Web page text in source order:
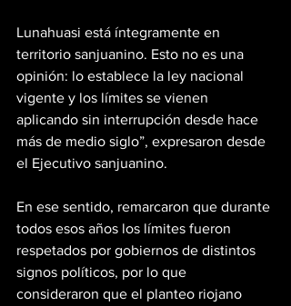
Lunahuasi está íntegramente en
territorio sanjuanino. Esto no es una
opinión: lo establece la ley nacional
vigente y los límites se vienen
aplicando sin interrupción desde hace
más de medio siglo”, expresaron desde
el Ejecutivo sanjuanino.
En ese sentido, remarcaron que durante
todos esos años los límites fueron
respetados por gobiernos de distintos
signos políticos, por lo que
consideraron que el planteo riojano